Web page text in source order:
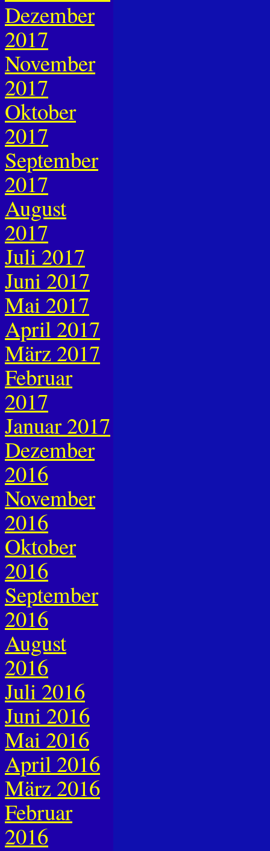
Dezember
2017
November
2017
Oktober
2017
September
2017
August
2017
Juli 2017
Juni 2017
Mai 2017
April 2017
März 2017
Februar
2017
Januar 2017
Dezember
2016
November
2016
Oktober
2016
September
2016
August
2016
Juli 2016
Juni 2016
Mai 2016
April 2016
März 2016
Februar
2016